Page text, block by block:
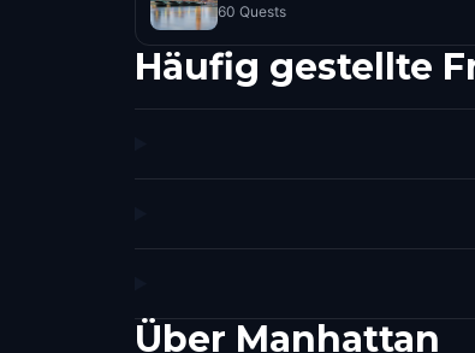
60 Quests
Häufig gestellte
Über Manhattan